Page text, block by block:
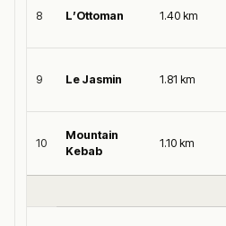
8 L’Ottoman 1.40 km
9 Le Jasmin 1.81 km
10
Mountain
Kebab
1.10 km